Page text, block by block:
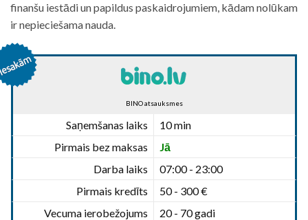
finanšu iestādi un papildus paskaidrojumiem, kādam nolūkam
ir nepieciešama nauda.
BINO atsauksmes
Saņemšanas laiks
10 min
Pirmais bez maksas
Jā
Darba laiks
07:00 - 23:00
Pirmais kredīts
50 - 300 €
Vecuma ierobežojums
20 - 70 gadi